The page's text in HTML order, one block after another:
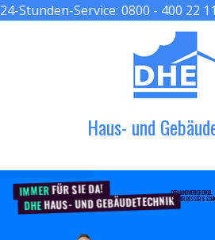
24-Stunden-Service: 0800 - 400 22 11
Haus- und
IMMERFÜR SIE DA!
DHEHAUS- UND GEBÄUDETECHNIK
DER HANDWERKER ENGEL
GRÖßER, BESSER &